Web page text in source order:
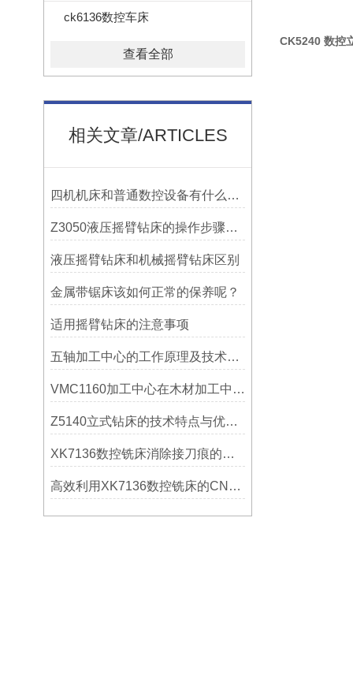
ck6136数控车床
查看全部
相关文章/ARTICLES
四机机床和普通数控设备有什么区别？
Z3050液压摇臂钻床的操作步骤与安全注意事项
液压摇臂钻床和机械摇臂钻床区别
金属带锯床该如何正常的保养呢？
适用摇臂钻床的注意事项
五轴加工中心的工作原理及技术优势
VMC1160加工中心在木材加工中的应用
Z5140立式钻床的技术特点与优势分析
XK7136数控铣床消除接刀痕的操作
高效利用XK7136数控铣床的CNC系统？
CK5240 数控